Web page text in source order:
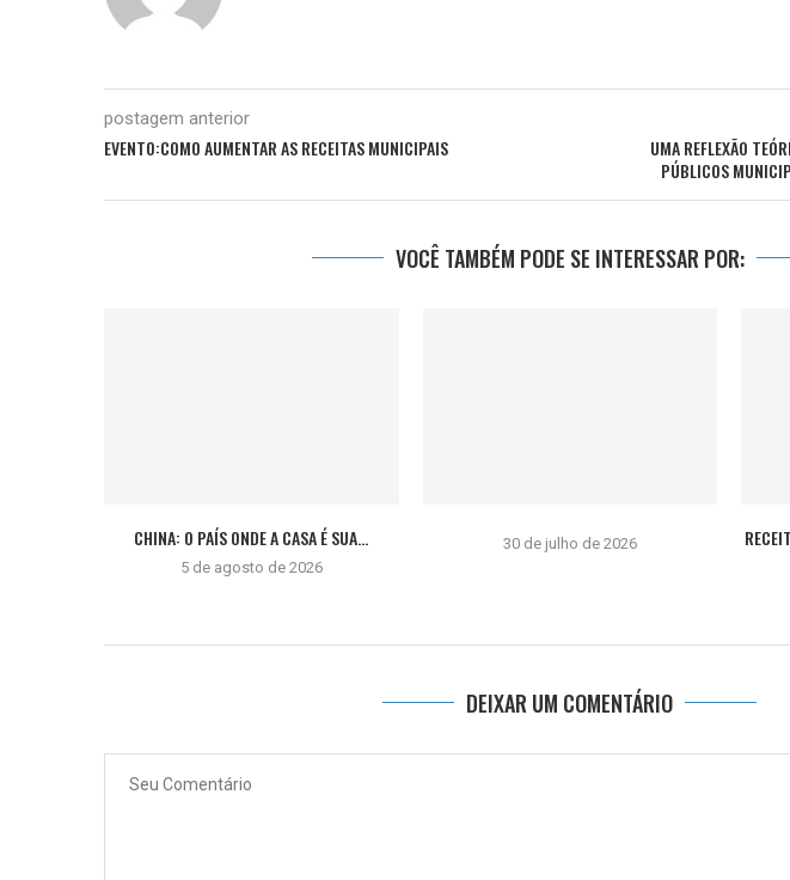
postagem anterior
EVENTO:COMO AUMENTAR AS RECEITAS MUNICIPAIS
UMA REFLEXÃO
PÚBLICOS
VOCÊ TAMBÉM PODE SE INTERESSAR POR:
CHINA: O PAÍS ONDE A CASA É SUA...
5 de agosto de 2026
30 de julho de 2026
DEIXAR UM COMENTÁRIO